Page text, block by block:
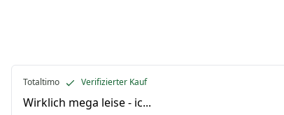
Totaltimo Verifizierter Kauf
Wirklich mega leise - ic...